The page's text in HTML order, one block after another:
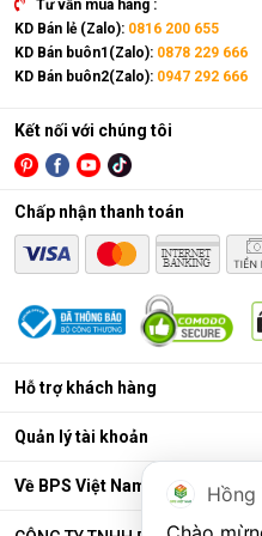
Điều hòa
Các chức năng chính của
hút ẩm và lọc khí. Bên cạnh
trang bị thêm khá nhiều tính
giờ, khóa trẻ em, remote, kết
Ưu điểm vượt trội
Đáp ứng tốt nhu cầu làm
Tư vấn mua hàng :
KD Bán lẻ (Zalo): 0816 200 655
KD Bán buôn1(Zalo): 0878 229 666
KD Bán buôn2(Zalo): 0947 292 666
Hỗ trợ khách hàng
Quản lý tài khoản
Về BPS Việt Nam
Kết nối với chúng tôi
Chấp nhận thanh toán
Hồng